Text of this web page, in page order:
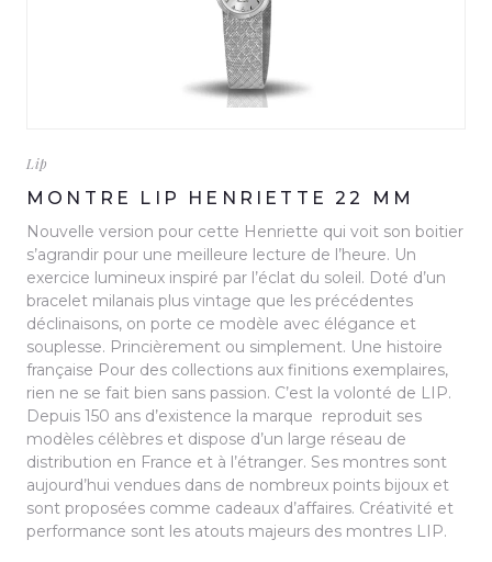
Lip
MONTRE LIP HENRIETTE 22 MM
Nouvelle version pour cette Henriette qui voit son boitier
s’agrandir pour une meilleure lecture de l’heure. Un
exercice lumineux inspiré par l’éclat du soleil. Doté d’un
bracelet milanais plus vintage que les précédentes
déclinaisons, on porte ce modèle avec élégance et
souplesse. Princièrement ou simplement. Une histoire
française Pour des collections aux finitions exemplaires,
rien ne se fait bien sans passion. C’est la volonté de LIP.
Depuis 150 ans d’existence la marque reproduit ses
modèles célèbres et dispose d’un large réseau de
distribution en France et à l’étranger. Ses montres sont
aujourd’hui vendues dans de nombreux points bijoux et
sont proposées comme cadeaux d’affaires. Créativité et
performance sont les atouts majeurs des montres LIP.